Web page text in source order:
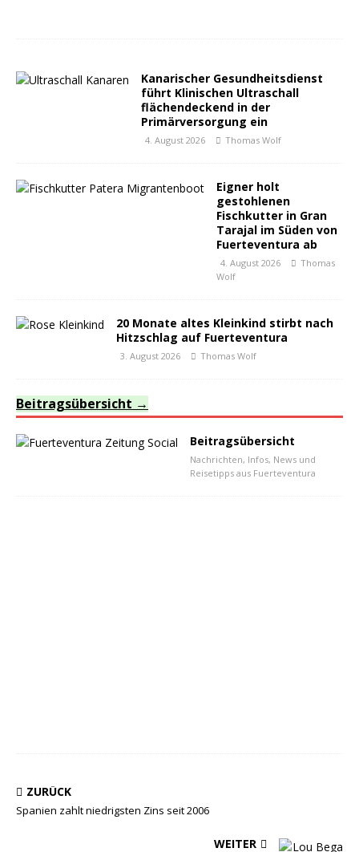
Kanarischer Gesundheitsdienst
führt Klinischen Ultraschall
flächendeckend in der
Primärversorgung ein
4. August 2026 Thomas Wolf
Eigner holt
gestohlenen
Fischkutter in Gran
Tarajal im Süden von
Fuerteventura ab
4. August 2026
Thomas
Wolf
20 Monate altes Kleinkind stirbt nach
Hitzschlag auf Fuerteventura
3. August 2026 Thomas Wolf
Beitragsübersicht
Beitragsübersicht
Nachrichten, Infos, News und
Reisetipps aus Fuerteventura
ZURÜCK
Spanien zahlt niedrigsten Zins seit 2006
WEITER